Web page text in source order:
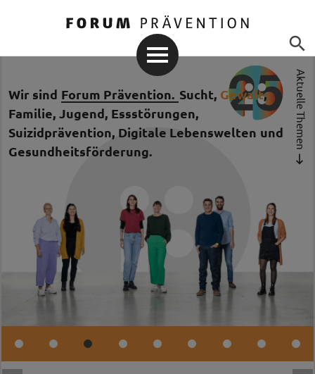

Wir sind Forum Prävention. Sucht, Gewalt,
Familie, Jugend, Essstörungen,
Suizidprävention, Digitale Lebenswelten
Gesundheitsförderung. Aktuelle Themen
